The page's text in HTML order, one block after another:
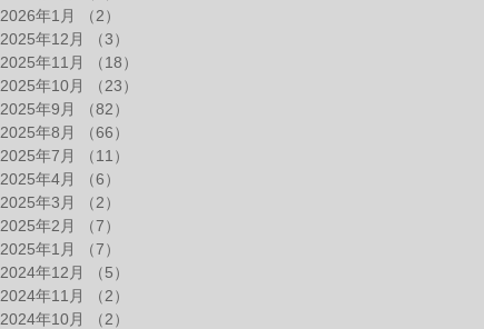
2026年1月
（2）
2025年12月
（3）
2025年11月
（18）
2025年10月
（23）
2025年9月
（82）
2025年8月
（66）
2025年7月
（11）
2025年4月
（6）
2025年3月
（2）
2025年2月
（7）
2025年1月
（7）
2024年12月
（5）
2024年11月
（2）
2024年10月
（2）